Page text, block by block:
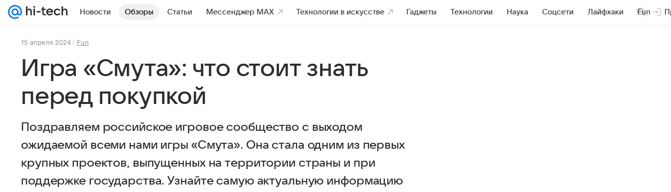
Новости Обзоры Статьи Мессенджер MAX Технологии в искусстве Гаджеты Технологии Наука Соцсети Лайфхаки Fun
15 апреля 2024 Fun
Игра «Смута»: что стоит знать
перед покупкой
Поздравляем российское игровое сообщество с выходом
ожидаемой всеми нами игры «Смута». Она стала одним из первых
крупных проектов, выпущенных на территории страны и при
поддержке государства. Узнайте самую актуальную информацию